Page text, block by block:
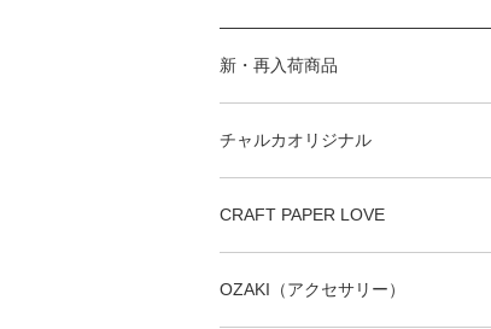
新・再入荷商品
チャルカオリジナル
CRAFT PAPER LOVE
OZAKI（アクセサリー）